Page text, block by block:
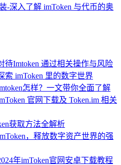
-深入了解 imToken 与代币的奥
待Imtoken 通过相关操作与风险
索 imToken 里的数字世界
怎样？一文带你全面了解
官网下载及 Token.im 相关
获取方法全解析
，释放数字资产世界的强
年imToken官网安卓下载教程